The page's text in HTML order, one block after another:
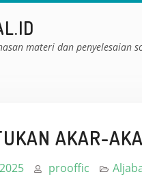
materi dan penyelesaian
AKAR-
prooffic